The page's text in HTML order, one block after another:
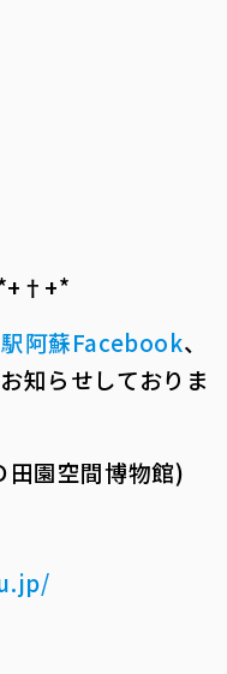
阿蘇Facebook、
知らせしておりま
園空間博物館)